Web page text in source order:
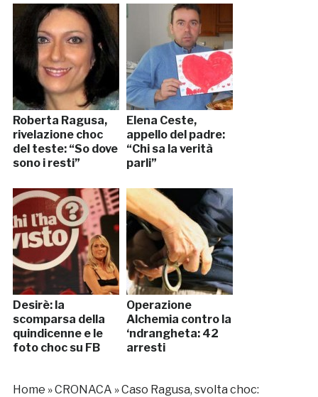
Roberta Ragusa,
rivelazione choc
del teste: “So dove
sono i resti”
Elena Ceste,
appello del padre:
“Chi sa la verità
parli”
Desirè: la
scomparsa della
quindicenne e le
foto choc su FB
Operazione
Alchemia contro la
‘ndrangheta: 42
arresti
Home »CRONACA »Caso Ragusa, svolta choc: